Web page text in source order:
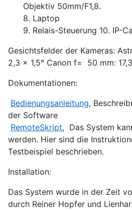
Objektiv 50mm/F1,8.
8. Laptop
9. Relais-Steuerung 10. IP-
Gesichtsfelder der Kameras:
2,3 x 1,5° Canon f= 50 mm:
Dokumentationen:
Bedienungsanleitung,
der Software
RemoteSkript, Das System
werden. Hier sind die
Testbeispiel beschrieben.
Installation:
Das System wurde in der Zeit
durch Reiner Hopfer und